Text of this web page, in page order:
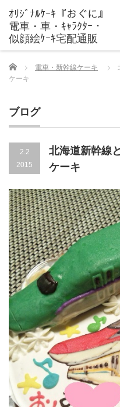
Home 電車・新幹線ケーキ
ケーキ
ブログ
2.2
2015
北海道新幹線
ケーキ